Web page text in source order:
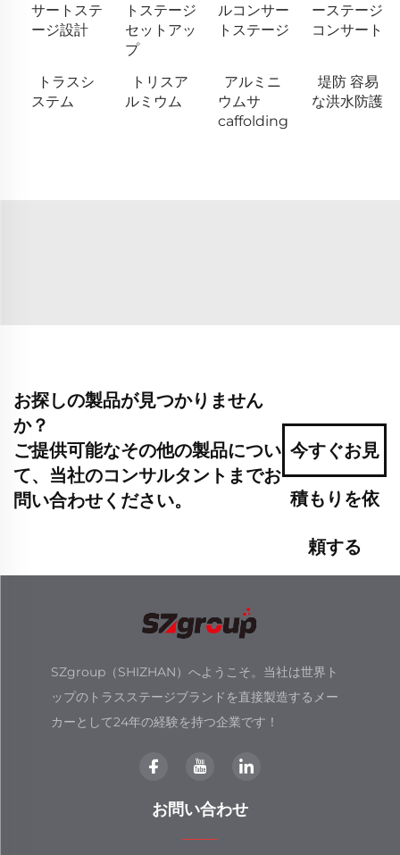
サートステ
ージ設計
トステージ
セットアッ
プ
ルコンサー
トステージ
ーステージ
コンサート
トラスシ
ステム
トリスア
ルミウム
アルミニ
ウムサ
caffolding
堤防 容易
な洪水防護
お探しの製品が見つかりません
か？
ご提供可能なその他の製品につい
て、当社のコンサルタントまでお
問い合わせください。
今すぐお見
積もりを依
頼する
SZgroup（SHIZHAN）へようこそ。当社は世界ト
ップのトラスステージブランドを直接製造するメー
カーとして24年の経験を持つ企業です！
お問い合わせ